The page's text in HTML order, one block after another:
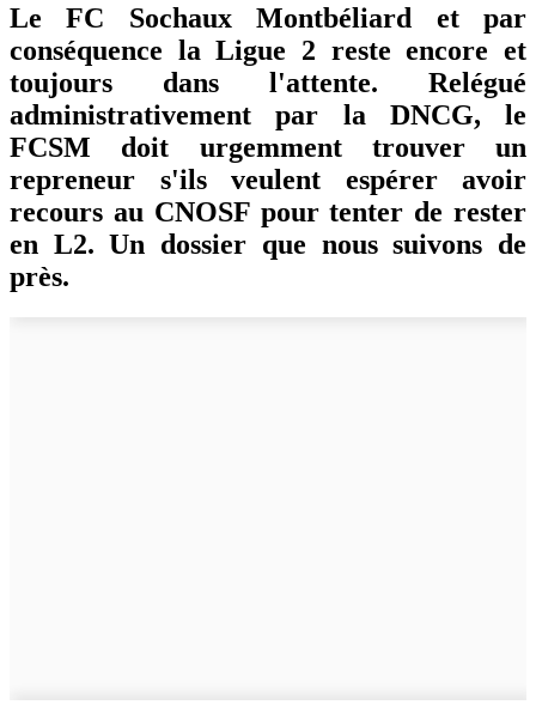
Le FC Sochaux Montbéliard et par
conséquence la Ligue 2 reste encore et
toujours dans l'attente. Relégué
administrativement par la DNCG, le
FCSM doit urgemment trouver un
repreneur s'ils veulent espérer avoir
recours au CNOSF pour tenter de rester
en L2. Un dossier que nous suivons de
près.